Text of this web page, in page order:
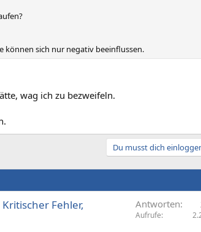
können sich nur negativ beeinflussen.
wag ich zu bezweifeln.
Du musst dich
Fehler,
Antworten
Aufrufe